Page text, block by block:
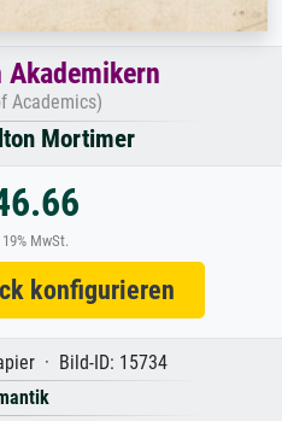
Academics)
Mortimer
MwSt.
konfigurieren
· Bild-ID: 15734